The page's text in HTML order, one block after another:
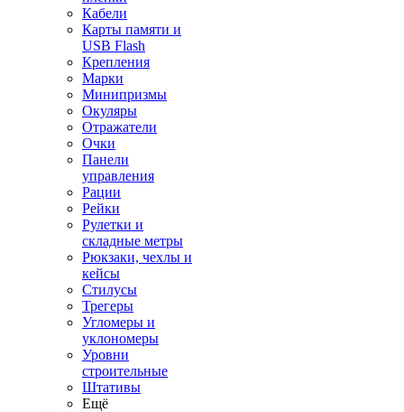
Кабели
Карты памяти и
USB Flash
Крепления
Марки
Минипризмы
Окуляры
Отражатели
Очки
Панели
управления
Рации
Рейки
Рулетки и
складные метры
Рюкзаки, чехлы и
кейсы
Стилусы
Трегеры
Угломеры и
уклономеры
Уровни
строительные
Штативы
Ещё